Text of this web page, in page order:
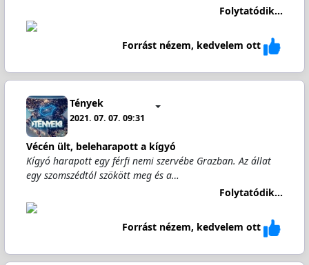
Folytatódik...
Forrást nézem, kedvelem ott
Tények
2021. 07. 07. 09:31
Vécén ült, beleharapott a kígyó
Kígyó harapott egy férfi nemi szervébe Grazban. Az állat
egy szomszédtól szökött meg és a…
Folytatódik...
Forrást nézem, kedvelem ott